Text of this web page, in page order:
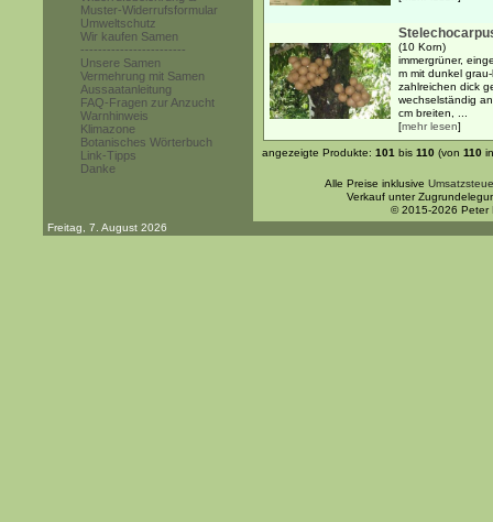
Muster-Widerrufsformular
Umweltschutz
Wir kaufen Samen
------------------------
Unsere Samen
Vermehrung mit Samen
Aussaatanleitung
FAQ-Fragen zur Anzucht
Warnhinweis
Klimazone
Botanisches Wörterbuch
Link-Tipps
Danke
(10 Korn)
immergrüner,
m mit dunkel
zahlreichen dick
wechselständig
cm breiten, ...
[mehr lesen]
angezeigte Produkte: 101 bis 110 (von 110
Alle Preise inklusive
Verkauf unter
© 2015-2026 Peter
Freitag, 7. August 2026